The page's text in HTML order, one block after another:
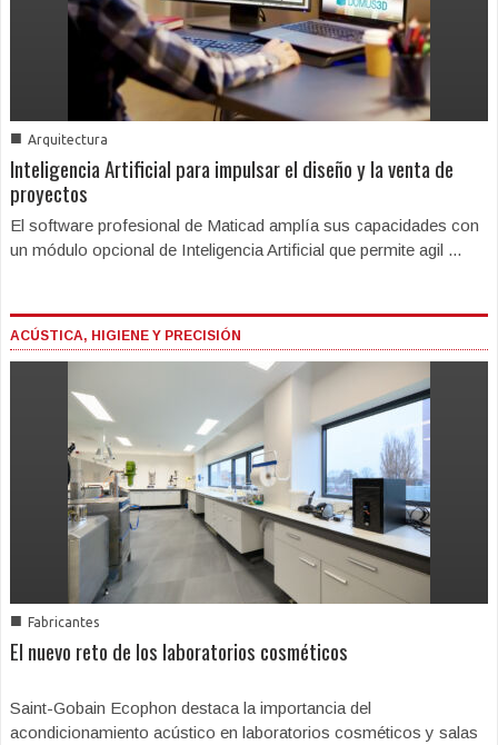
■ Arquitectura
Inteligencia Artificial para impulsar el diseño y la venta de
proyectos
El software profesional de Maticad amplía sus capacidades con
un módulo opcional de Inteligencia Artificial que permite agil ...
ACÚSTICA, HIGIENE Y PRECISIÓN
■ Fabricantes
El nuevo reto de los laboratorios cosméticos
Saint-Gobain Ecophon destaca la importancia del
acondicionamiento acústico en laboratorios cosméticos y salas